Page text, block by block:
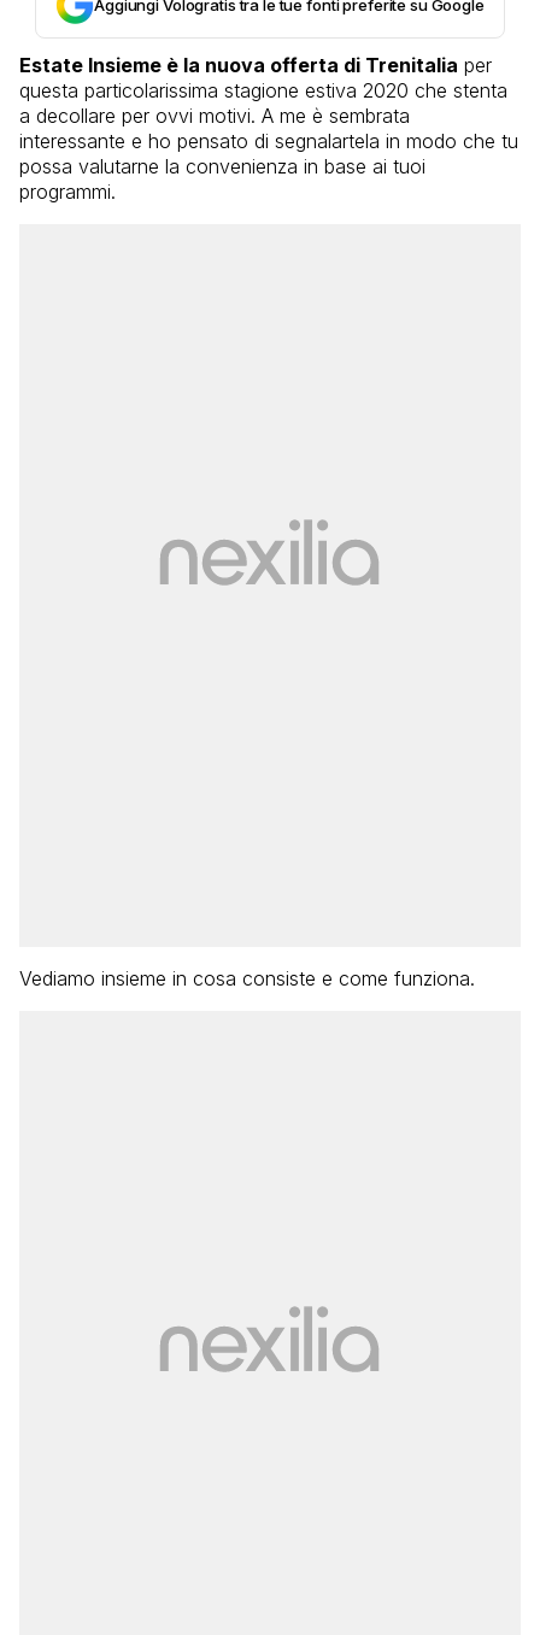
Aggiungi Vologratis tra le tue fonti preferite su Google
Estate Insieme è la nuova offerta di Trenitalia per
questa particolarissima stagione estiva 2020 che stenta
a decollare per ovvi motivi. A me è sembrata
interessante e ho pensato di segnalartela in modo che tu
possa valutarne la convenienza in base ai tuoi
programmi.
Vediamo insieme in cosa consiste e come funziona.